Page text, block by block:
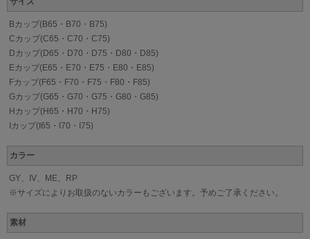
Bカップ(B65・B70・B75)
Cカップ(C65・C70・C75)
Dカップ(D65・D70・D75・D80・D85)
Eカップ(E65・E70・E75・E80・E85)
Fカップ(F65・F70・F75・F80・F85)
Gカップ(G65・G70・G75・G80・G85)
Hカップ(H65・H70・H75)
Iカップ(I65・I70・I75)
カラー
GY、IV、ME、RP
※サイズによりお取扱のないカラーもございます。予めご了承ください。
素材